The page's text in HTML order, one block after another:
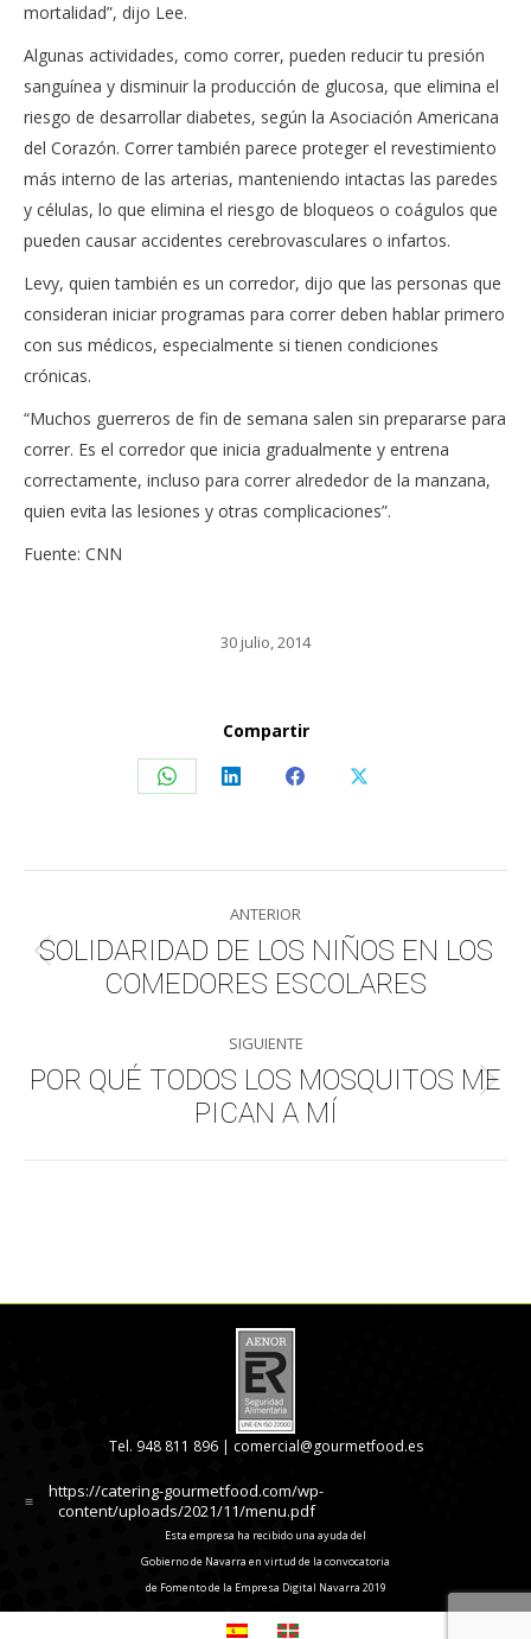
mortalidad”, dijo Lee.
Algunas actividades, como correr, pueden reducir tu presión
sanguínea y disminuir la producción de glucosa, que elimina el
riesgo de desarrollar diabetes, según la Asociación Americana
del Corazón. Correr también parece proteger el revestimiento
más interno de las arterias, manteniendo intactas las paredes
y células, lo que elimina el riesgo de bloqueos o coágulos que
pueden causar accidentes cerebrovasculares o infartos.
Levy, quien también es un corredor, dijo que las personas que
consideran iniciar programas para correr deben hablar primero
con sus médicos, especialmente si tienen condiciones
crónicas.
“Muchos guerreros de fin de semana salen sin prepararse para
correr. Es el corredor que inicia gradualmente y entrena
correctamente, incluso para correr alrededor de la manzana,
quien evita las lesiones y otras complicaciones”.
Fuente: CNN
30 julio, 2014
Compartir
Share
WhatsApp
Share
LinkedIn
Share
Facebook
Share
X
Navegación
entre
publicaciones
ANTERIOR
Publicación
anterior:
SOLIDARIDAD DE LOS NIÑOS EN LOS
COMEDORES ESCOLARES
SIGUIENTE
Publicación
siguiente:
POR QUÉ TODOS LOS MOSQUITOS ME
PICAN A MÍ
Tel. 948 811 896 | comercial@gourmetfood.es
https://catering-gourmetfood.com/wp-
content/uploads/2021/11/menu.pdf
Esta empresa ha recibido una ayuda del
Gobierno de Navarra en virtud de la convocatoria
de Fomento de la Empresa Digital Navarra 2019